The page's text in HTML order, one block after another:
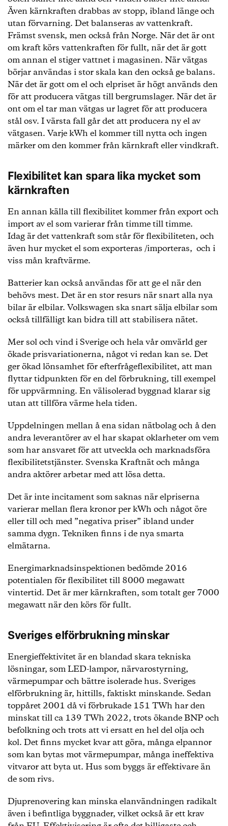
Även kärnkraften drabbas av stopp, ibland länge och
utan förvarning. Det balanseras av vattenkraft.
Främst svensk, men också från Norge. När det är ont
om kraft körs vattenkraften för fullt, när det är gott
om annan el stiger vattnet i magasinen. När vätgas
börjar användas i stor skala kan den också ge balans.
När det är gott om el och elpriset är högt används den
för att producera vätgas till bergrumslager. När det är
ont om el tar man vätgas ur lagret för att producera
stål osv. I värsta fall går det att producera ny el av
vätgasen. Varje kWh el kommer till nytta och ingen
märker om den kommer från kärnkraft eller vindkraft.
Flexibilitet kan spara lika mycket som
kärnkraften
En annan källa till flexibilitet kommer från export och
import av el som varierar från timme till timme.
Idag är det vattenkraft som står för flexibiliteten, och
även hur mycket el som exporteras /importeras, och i
viss mån kraftvärme.
Batterier kan också användas för att ge el när den
behövs mest. Det är en stor resurs när snart alla nya
bilar är elbilar. Volkswagen ska snart sälja elbilar som
också tillfälligt kan bidra till att stabilisera nätet.
Mer sol och vind i Sverige och hela vår omvärld ger
ökade prisvariationerna, något vi redan kan se. Det
ger ökad lönsamhet för efterfrågeflexibilitet, att man
flyttar tidpunkten för en del förbrukning, till exempel
för uppvärmning. En välisolerad byggnad klarar sig
utan att tillföra värme hela tiden.
Uppdelningen mellan å ena sidan nätbolag och å den
andra leverantörer av el har skapat oklarheter om vem
som har ansvaret för att utveckla och marknadsföra
flexibilitetstjänster. Svenska Kraftnät och många
andra aktörer arbetar med att lösa detta.
Det är inte incitament som saknas när elpriserna
varierar mellan flera kronor per kWh och något öre
eller till och med ”negativa priser” ibland under
samma dygn. Tekniken finns i de nya smarta
elmätarna.
Energimarknadsinspektionen bedömde 2016
potentialen för flexibilitet till 8000 megawatt
vintertid. Det är mer kärnkraften, som totalt ger 7000
megawatt när den körs för fullt.
Sveriges elförbrukning minskar
Energieffektivitet är en blandad skara tekniska
lösningar, som LED-lampor, närvarostyrning,
värmepumpar och bättre isolerade hus. Sveriges
elförbrukning är, hittills, faktiskt minskande. Sedan
toppåret 2001 då vi förbrukade 151 TWh har den
minskat till ca 139 TWh 2022, trots ökande BNP och
befolkning och trots att vi ersatt en hel del olja och
kol. Det finns mycket kvar att göra, många elpannor
som kan bytas mot värmepumpar, många ineffektiva
vitvaror att byta ut. Hus som byggs är effektivare än
de som rivs.
Djuprenovering kan minska elanvändningen radikalt
även i befintliga byggnader, vilket också är ett krav